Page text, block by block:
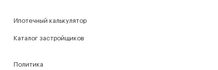
Ипотечный калькулятор
Каталог застройщиков
Политика